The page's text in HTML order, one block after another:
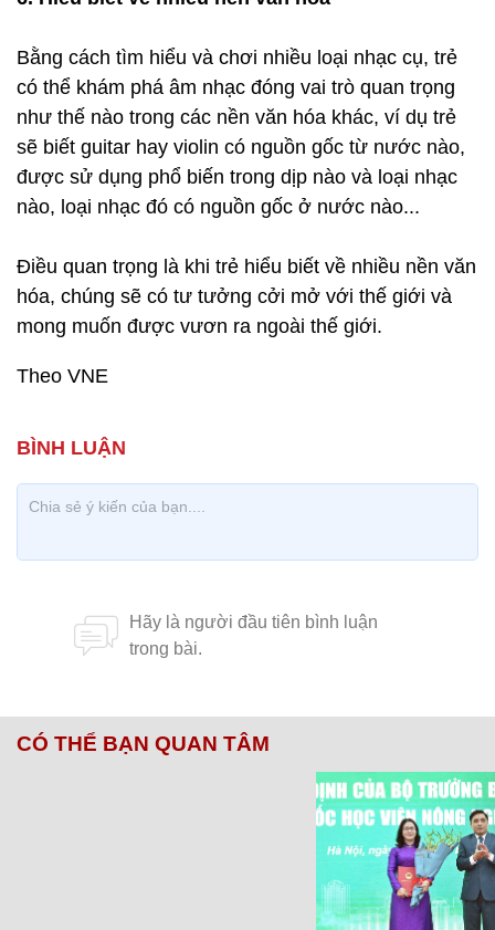
Bằng cách tìm hiểu và chơi nhiều loại nhạc cụ, trẻ
có thể khám phá âm nhạc đóng vai trò quan trọng
như thế nào trong các nền văn hóa khác, ví dụ trẻ
sẽ biết guitar hay violin có nguồn gốc từ nước nào,
được sử dụng phổ biến trong dịp nào và loại nhạc
nào, loại nhạc đó có nguồn gốc ở nước nào...
Điều quan trọng là khi trẻ hiểu biết về nhiều nền văn
hóa, chúng sẽ có tư tưởng cởi mở với thế giới và
mong muốn được vươn ra ngoài thế giới.
Theo VNE
CÓ THỂ BẠN QUAN TÂM